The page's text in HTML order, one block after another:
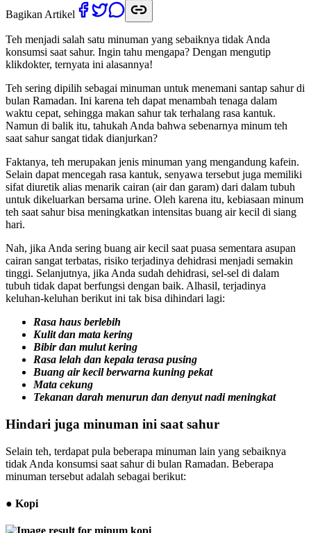
Bagikan Artikel
Teh menjadi salah satu minuman yang sebaiknya tidak Anda
konsumsi saat sahur. Ingin tahu mengapa? Dengan mengutip
klikdokter, ternyata ini alasannya!
Teh sering dipilih sebagai minuman untuk menemani santap sahur di
bulan Ramadan. Ini karena teh dapat menambah tenaga dalam
waktu cepat, sehingga makan sahur tak terhalang rasa kantuk.
Namun di balik itu, tahukah Anda bahwa sebenarnya minum teh
saat sahur sangat tidak dianjurkan?
Faktanya, teh merupakan jenis minuman yang mengandung kafein.
Selain dapat mencegah rasa kantuk, senyawa tersebut juga memiliki
sifat diuretik alias menarik cairan (air dan garam) dari dalam tubuh
untuk dikeluarkan bersama urine. Oleh karena itu, kebiasaan minum
teh saat sahur bisa meningkatkan intensitas buang air kecil di siang
hari.
Nah, jika Anda sering buang air kecil saat puasa sementara asupan
cairan sangat terbatas, risiko terjadinya dehidrasi menjadi semakin
tinggi. Selanjutnya, jika Anda sudah dehidrasi, sel-sel di dalam
tubuh tidak dapat berfungsi dengan baik. Alhasil, terjadinya
keluhan-keluhan berikut ini tak bisa dihindari lagi:
Rasa haus berlebih
Kulit dan mata kering
Bibir dan mulut kering
Rasa lelah dan kepala terasa pusing
Buang air kecil berwarna kuning pekat
Mata cekung
Tekanan darah menurun dan denyut nadi meningkat
Hindari juga minuman ini saat sahur
Selain teh, terdapat pula beberapa minuman lain yang sebaiknya
tidak Anda konsumsi saat sahur di bulan Ramadan. Beberapa
minuman tersebut adalah sebagai berikut:
● Kopi